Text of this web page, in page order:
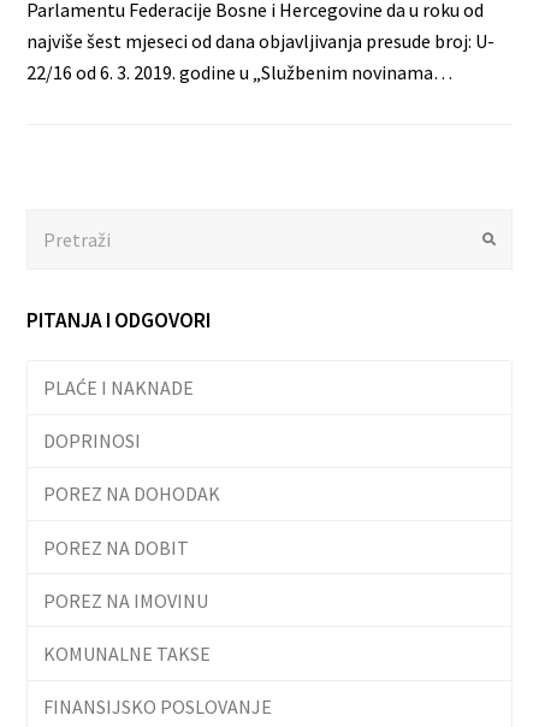
Parlamentu Federacije Bosne i Hercegovine da u roku od
najviše šest mjeseci od dana objavljivanja presude broj: U-
22/16 od 6. 3. 2019. godine u „Službenim novinama…
Submit
PITANJA I ODGOVORI
PLAĆE I NAKNADE
DOPRINOSI
POREZ NA DOHODAK
POREZ NA DOBIT
POREZ NA IMOVINU
KOMUNALNE TAKSE
FINANSIJSKO POSLOVANJE